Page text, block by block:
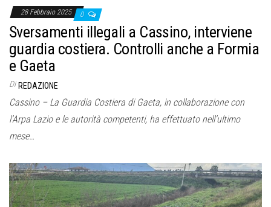
28 Febbraio 2025 0
Sversamenti illegali a Cassino, interviene
guardia costiera. Controlli anche a Formia
e Gaeta
Di REDAZIONE
Cassino – La Guardia Costiera di Gaeta, in collaborazione con
l’Arpa Lazio e le autorità competenti, ha effettuato nell’ultimo
mese…